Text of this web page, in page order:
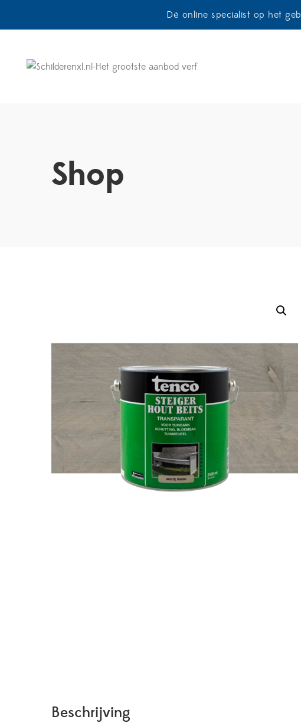
Dé online specialist op het
Shop
Beschrijving